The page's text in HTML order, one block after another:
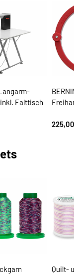
Falttisch
Quilt-